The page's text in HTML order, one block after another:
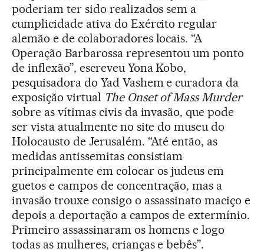
poderiam ter sido realizados sem a
cumplicidade ativa do Exército regular
alemão e de colaboradores locais. “A
Operação Barbarossa representou um ponto
de inflexão”, escreveu Yona Kobo,
pesquisadora do Yad Vashem e curadora da
exposição virtual The Onset of Mass Murder
sobre as vítimas civis da invasão, que pode
ser vista atualmente no site do museu do
Holocausto de Jerusalém. “Até então, as
medidas antissemitas consistiam
principalmente em colocar os judeus em
guetos e campos de concentração, mas a
invasão trouxe consigo o assassinato maciço e
depois a deportação a campos de extermínio.
Primeiro assassinaram os homens e logo
todas as mulheres, crianças e bebês”.